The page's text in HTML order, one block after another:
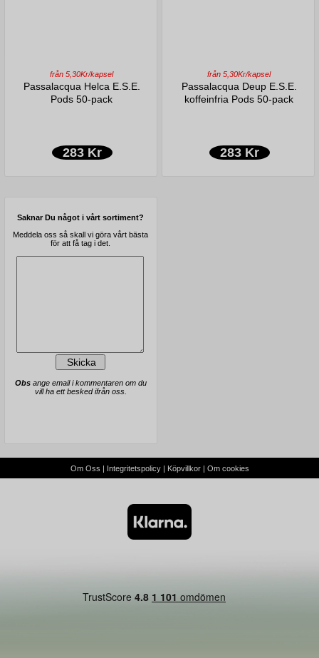
från 5,30Kr/kapsel
Passalacqua Helca E.S.E.
Pods 50-pack
283 Kr
från 5,30Kr/kapsel
Passalacqua Deup E.S.E.
koffeinfria Pods 50-pack
283 Kr
Saknar Du något i vårt sortiment?
Meddela oss så skall vi göra vårt bästa
för att få tag i det.
Obsange email i kommentaren om du
vill ha ett besked ifrån oss.
Om Oss | Integritetspolicy| Köpvillkor| Om cookies